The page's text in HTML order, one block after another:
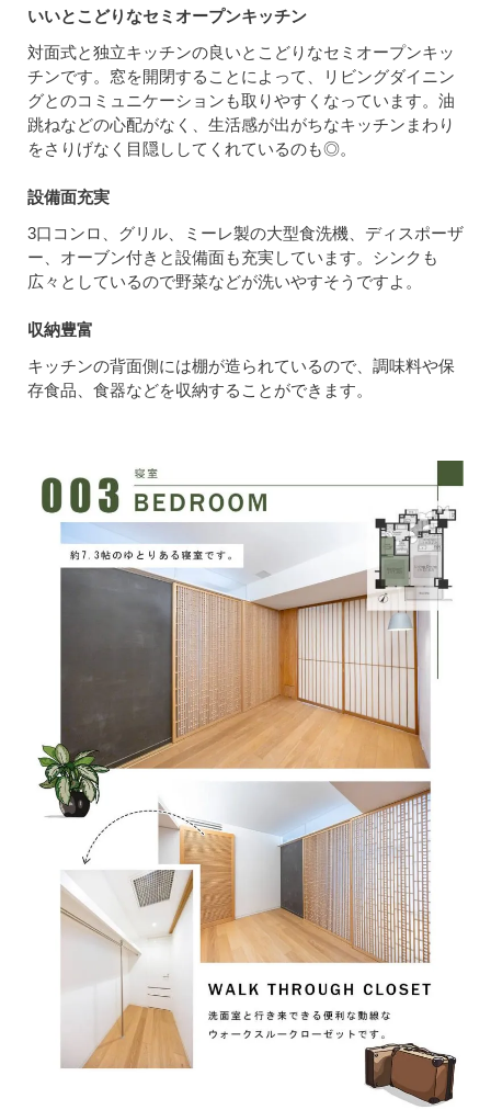
いいとこどりなセミオープンキッチン
対面式と独立キッチンの良いとこどりなセミオープンキッ
チンです。窓を開閉することによって、リビングダイニン
グとのコミュニケーションも取りやすくなっています。油
跳ねなどの心配がなく、生活感が出がちなキッチンまわり
をさりげなく目隠ししてくれているのも◎。
設備面充実
3口コンロ、グリル、ミーレ製の大型食洗機、ディスポーザ
ー、オーブン付きと設備面も充実しています。シンクも
広々としているので野菜などが洗いやすそうですよ。
収納豊富
キッチンの背面側には棚が造られているので、調味料や保
存食品、食器などを収納することができます。